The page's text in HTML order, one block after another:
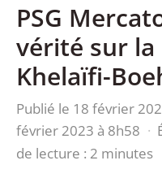
PSG
vérité sur
Khelaïfi-
Publié le 18 février
février 2023 à 8h58 ·
de lecture : 2 minutes